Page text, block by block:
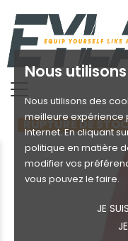
Nous
Nous utilisons des
meilleure expérience
Internet. En cliquant
politique en matière
modifier vos
vous pouvez le faire.
JE
RUPTURE DE